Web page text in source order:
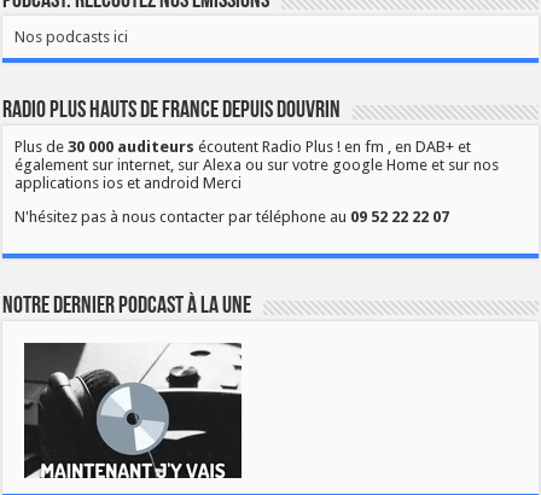
Nos podcasts ici
Radio Plus Hauts de France depuis Douvrin
Plus de30 000 auditeurs écoutent Radio Plus ! en fm , en DAB+ et
également sur internet, sur Alexa ou sur votre google Home et sur nos
applications ios et android Merci
N'hésitez pas à nous contacter par téléphone au 09 52 22 22 07
Notre dernier podcast à la une